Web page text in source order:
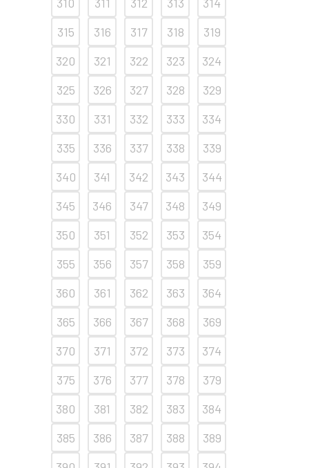
315
316 317 318
319
320
321 322 323
324
325
326 327 328
329
330
331 332 333
334
335
336 337 338
339
340
341 342 343
344
345
346 347 348
349
350
351 352 353
354
355
356 357 358
359
360
361 362 363
364
365
366 367 368
369
370
371 372 373
374
375
376 377 378
379
380
381 382 383
384
385
386 387 388
389